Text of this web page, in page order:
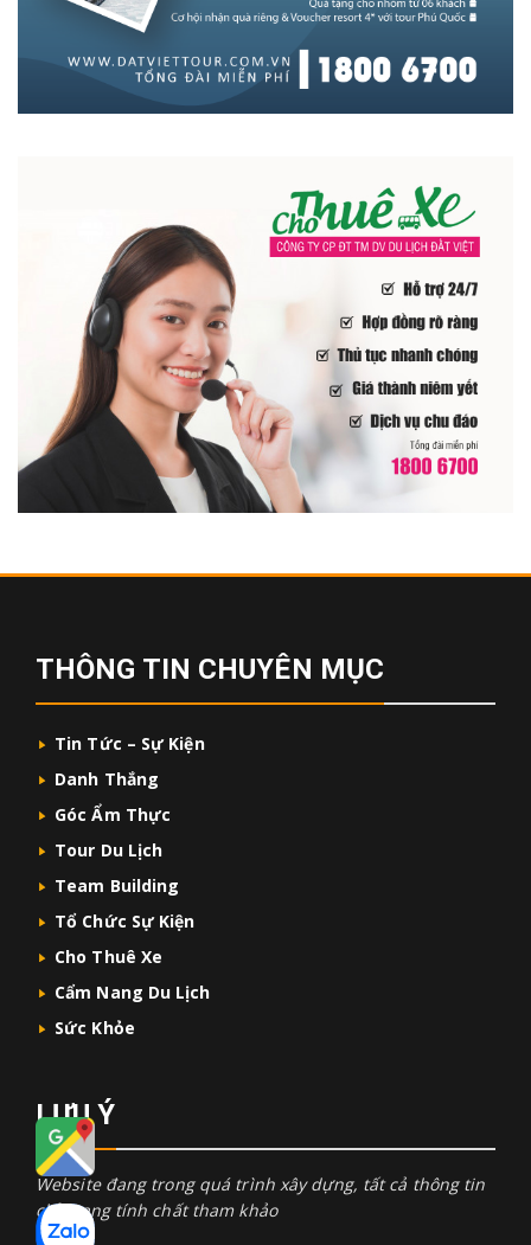
THÔNG TIN CHUYÊN MỤC
Tin Tức – Sự Kiện
Danh Thắng
Góc Ẩm Thực
Tour Du Lịch
Team Building
Tổ Chức Sự Kiện
Cho Thuê Xe
Cẩm Nang Du Lịch
Sức Khỏe
LƯU Ý
Website đang trong quá trình xây dựng, tất cả thông tin
chỉ mang tính chất tham khảo